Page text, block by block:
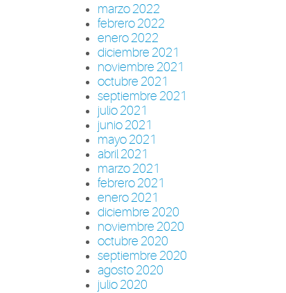
marzo 2022
febrero 2022
enero 2022
diciembre 2021
noviembre 2021
octubre 2021
septiembre 2021
julio 2021
junio 2021
mayo 2021
abril 2021
marzo 2021
febrero 2021
enero 2021
diciembre 2020
noviembre 2020
octubre 2020
septiembre 2020
agosto 2020
julio 2020